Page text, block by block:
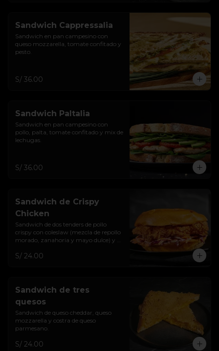
Sandwich Cappressalia
Sandwich en pan campesino con
queso mozzarella, tomate confitado y
pesto.
S/ 36.00
Sandwich Paltalia
Sandwich en pan campesino con
pollo, palta, tomate confitado y mix de
lechugas.
S/ 36.00
Sandwich de Crispy
Chicken
Sandwich de dos tenders de pollo
crispy con coleslaw (mezcla de repollo
morado, zanahoria y mayo dulce) y
S/ 24.00
Sandwich de tres
quesos
Sandwich de queso cheddar, queso
mozzarella y costra de queso
parmesano.
S/ 24.00